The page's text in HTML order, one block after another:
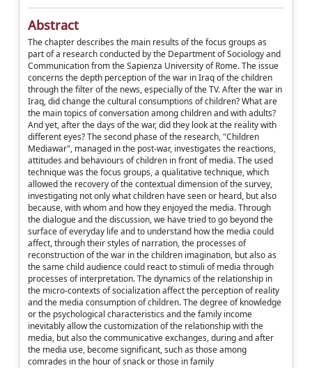
Abstract
The chapter describes the main results of the focus groups as
part of a research conducted by the Department of Sociology and
Communication from the Sapienza University of Rome. The issue
concerns the depth perception of the war in Iraq of the children
through the filter of the news, especially of the TV. After the war in
Iraq, did change the cultural consumptions of children? What are
the main topics of conversation among children and with adults?
And yet, after the days of the war, did they look at the reality with
different eyes? The second phase of the research, "Children
Mediawar", managed in the post-war, investigates the reactions,
attitudes and behaviours of children in front of media. The used
technique was the focus groups, a qualitative technique, which
allowed the recovery of the contextual dimension of the survey,
investigating not only what children have seen or heard, but also
because, with whom and how they enjoyed the media. Through
the dialogue and the discussion, we have tried to go beyond the
surface of everyday life and to understand how the media could
affect, through their styles of narration, the processes of
reconstruction of the war in the children imagination, but also as
the same child audience could react to stimuli of media through
processes of interpretation. The dynamics of the relationship in
the micro-contexts of socialization affect the perception of reality
and the media consumption of children. The degree of knowledge
or the psychological characteristics and the family income
inevitably allow the customization of the relationship with the
media, but also the communicative exchanges, during and after
the media use, become significant, such as those among
comrades in the hour of snack or those in family